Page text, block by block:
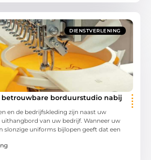
DIENSTVERLENING
betrouwbare borduurstudio nabij
en de bedrijfskleding zijn naast uw
van uw bedrijf. Wanneer uw
slonzige uniforms bijlopen geeft dat een